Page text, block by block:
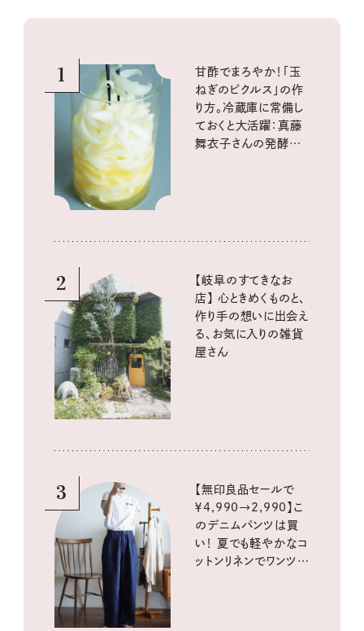
1
甘酢でまろやか！「玉
ねぎのピクルス」の作
り方。冷蔵庫に常備し
ておくと大活躍：真藤
舞衣子さんの発酵と
2
【岐阜のすてきなお
店】 心ときめくものと、
作り手の想いに出会え
る、お気に入りの雑貨
屋さん
3
【無印良品セールで
￥4,990→2,990】こ
のデニムパンツは買
い！ 夏でも軽やかなコ
ットンリネンでワンツー